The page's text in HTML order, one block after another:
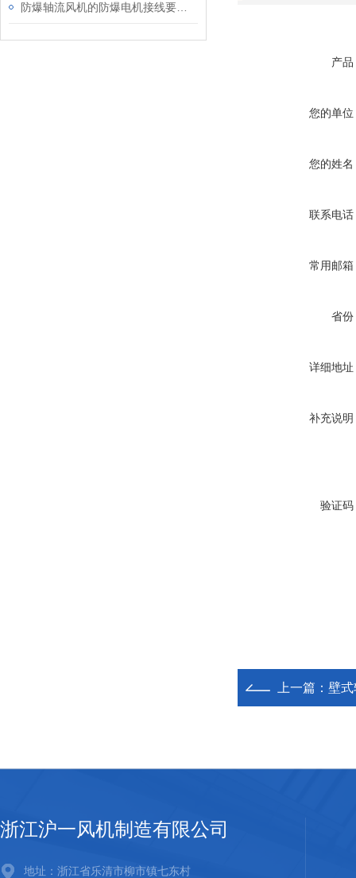
产品
您的单位
您的姓名
联系电话
常用邮箱
省份
详细地址
补充说明
验证码
上一篇： 壁
浙江沪一风机制造有限公司
地址：浙江省乐清市柳市镇七东村